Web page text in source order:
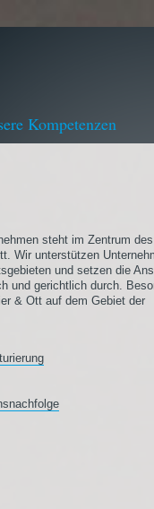
Kompetenzen
steht im Zentrum des
Wir unterstützen
und setzen die
und gerichtlich durch.
& Ott auf dem Gebiet der